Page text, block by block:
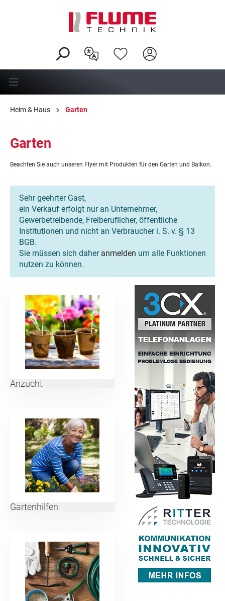
Heim & Haus Garten
Garten
Beachten Sie auch unseren Flyer mit Produkten für den Garten und Balkon.
Sehr geehrter Gast,
ein Verkauf erfolgt nur an Unternehmer,
Gewerbetreibende, Freiberuflicher, öffentliche
Institutionen und nicht an Verbraucher i. S. v. § 13
BGB.
Sie müssen sich daher anmelden um alle Funktionen
nutzen zu können.
Anzucht
Gartenhilfen